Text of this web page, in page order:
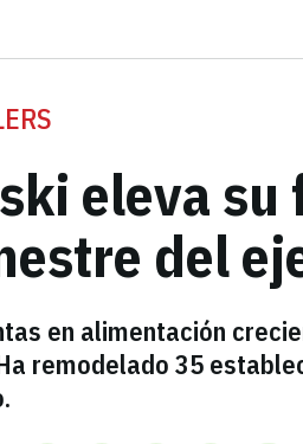
eleva
del
en alimentación
remodelado 35